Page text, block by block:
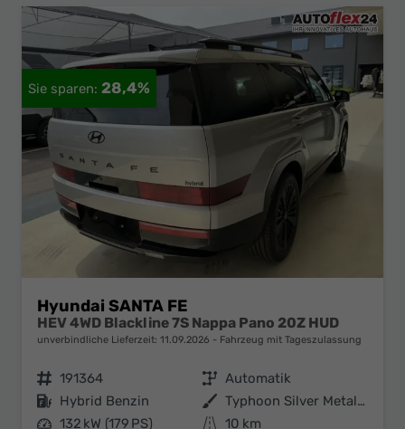
28,4%
Hyundai SANTA FE
HEV 4WD Blackline 7S Nappa Pano 20Z HUD
unverbindliche Lieferzeit: 11.09.2026 Fahrzeug mit Tageszulassung
Fahrzeugnr. 191364 Getriebe Automatik
Kraftstoff Hybrid Benzin Außenfarbe
Typhoon Silver Metallic
Leistung 132 kW (179 PS) Kilometerstand 10 km